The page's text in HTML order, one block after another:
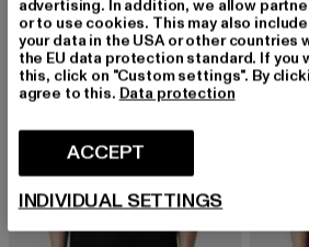
-35% -33%
advertising. In addition, we allow
or to use cookies. This may also
your data in the USA or other countries
the EU data protection standard. If you
this, click on "Custom settings". By
agree to this. Data protection
ACCEPT
INDIVIDUAL SETTINGS